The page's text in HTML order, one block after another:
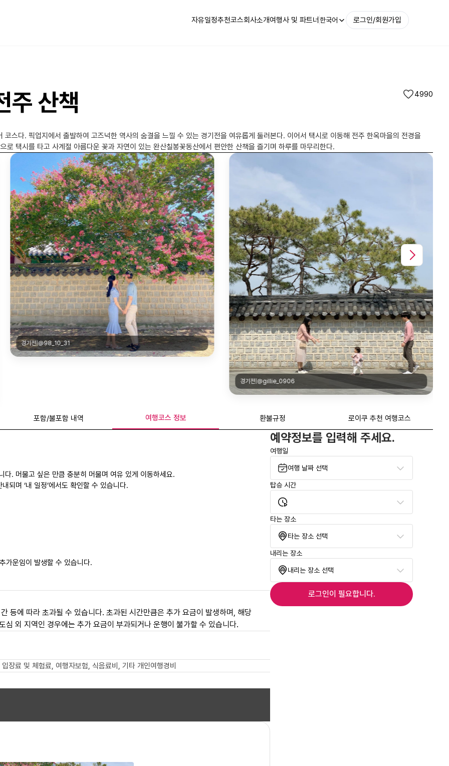
자유일정추천코스회사소개여행사 및 파트너 한국어 로그인/회원가입
주 산책 4990
스다. 픽업지에서 출발하여 고즈넉한 역사의 숨결을 느낄 수 있는 경기전을 여유롭게 둘러본다. 이어서 택시로 이동해 전주 한옥마을의 전경을
로 택시를 타고 사계절 아름다운 꽃과 자연이 있는 완산칠봉꽃동산에서 편안한 산책을 즐기며 하루를 마무리한다.
완산칠봉꽃동산|@yyy_lucy
포함/불포함 내역 여행코스 정보 환불규정 로이쿠 추천 여행코스
. 머물고 싶은 만큼 충분히 머물며 여유 있게 이동하세요.
되며 ‘내 일정’에서도 확인할 수 있습니다.
가운임이 발생할 수 있습니다.
등에 따라 초과될 수 있습니다. 초과된 시간만큼은 추가 요금이 발생하며, 해당
외 지역인 경우에는 추가 요금이 부과되거나 운행이 불가할 수 있습니다.
장료 및 체험료, 여행자보험, 식음료비, 기타 개인여행경비
예약정보를 입력해 주세요.
여행일
여행 날짜 선택
탑승 시간
타는 장소
타는 장소 선택
내리는 장소
내리는 장소 선택
로그인이 필요합니다.